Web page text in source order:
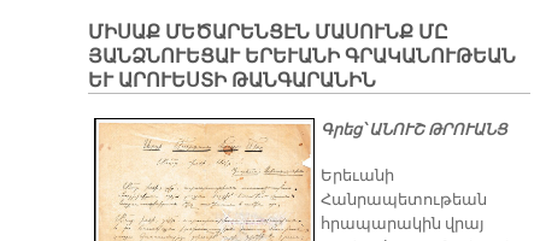
ՄԻՍԱՔ ՄԵԾԱՐԵՆՑԷՆ ՄԱՍՈՒՆՔ ՄԸ
ՅԱՆՁՆՈՒԵՑԱՒ ԵՐԵՒԱՆԻ ԳՐԱԿԱՆՈՒԹԵԱՆ
ԵՒ ԱՐՈՒԵՍՏԻ ԹԱՆԳԱՐԱՆԻՆ
Գրեց՝ ԱՆՈՒՇ ԹՐՈՒԱՆՑ
Երեւանի
Հանրապետութեան
հրապարակին վրայ